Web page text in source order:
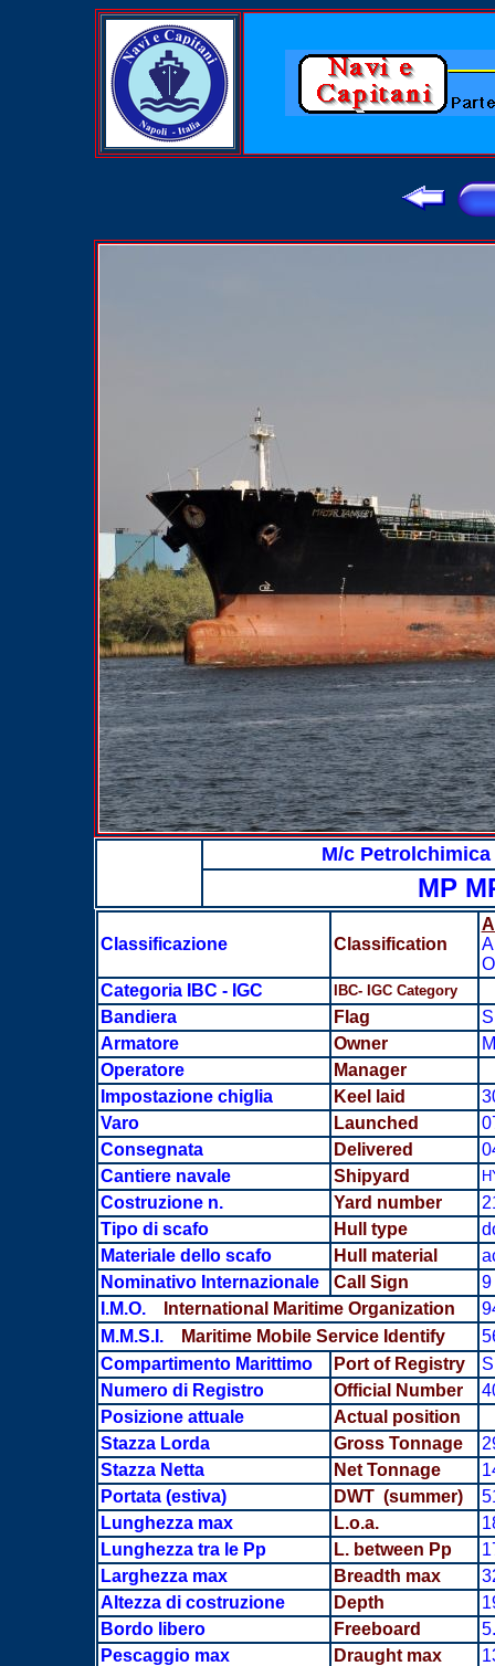
M/c
MP
Classificazione Classification
Categoria IBC - IGC
IBC- IGC Category
Bandiera Flag
Armatore
Owner
Operatore
Manager
Impostazione chiglia
Keel laid
Varo
Launched
Consegnata
Delivered
Cantiere navale
Shipyard
Costruzione n. Yard number
Tipo di scafo
Hull type
Materiale dello scafo
Hull material
Nominativo Internazionale
Call Sign
9
I.M.O.
International Maritime Organization
M.M.S.I.
Maritime Mobile Service Identify
Compartimento Marittimo
Port of Registry
Numero di Registro
Official Number
Posizione attuale
Actual position
Stazza Lorda
Gross Tonnage
Stazza Netta
Net Tonnage
Portata(estiva) DWT (summer)
Lunghezza max
L.o.a.
Lunghezza tra le Pp
L. between Pp
Larghezza max
Breadth max
Altezza di costruzione
Depth
Bordo libero
Freeboard
Pescaggio max
Draught max